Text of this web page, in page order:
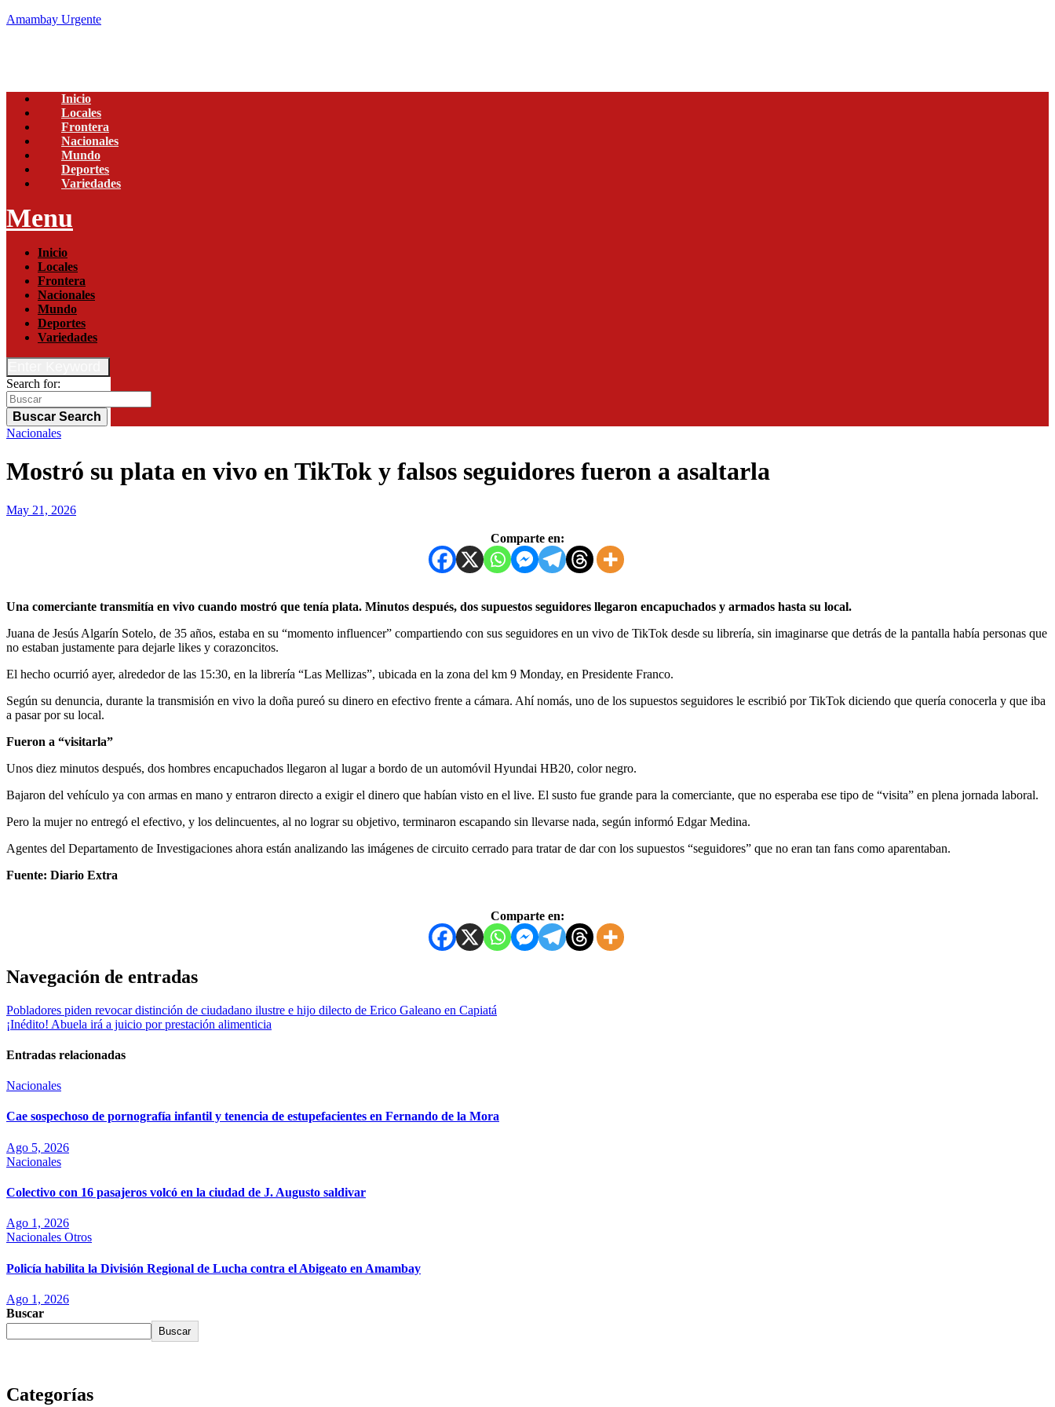
Amambay Urgente
Inicio
Locales
Frontera
Nacionales
Mundo
Deportes
Variedades
Menu
Inicio
Locales
Frontera
Nacionales
Mundo
Deportes
Variedades
Search for:
Buscar Search
Nacionales
Mostró su plata en vivo en TikTok y falsos seguidores fueron a asaltarla
May 21, 2026
Comparte en:
Una comerciante transmitía en vivo cuando mostró que tenía plata. Minutos después, dos supuestos seguidores llegaron encapuchados y armados hasta su local.
Juana de Jesús Algarín Sotelo, de 35 años, estaba en su “momento influencer” compartiendo con sus seguidores en un vivo de TikTok desde su librería, sin imaginarse que detrás de la pantalla había personas que
no estaban justamente para dejarle likes y corazoncitos.
El hecho ocurrió ayer, alrededor de las 15:30, en la librería “Las Mellizas”, ubicada en la zona del km 9 Monday, en Presidente Franco.
Según su denuncia, durante la transmisión en vivo la doña pureó su dinero en efectivo frente a cámara. Ahí nomás, uno de los supuestos seguidores le escribió por TikTok diciendo que quería conocerla y que iba
a pasar por su local.
Fueron a “visitarla”
Unos diez minutos después, dos hombres encapuchados llegaron al lugar a bordo de un automóvil Hyundai HB20, color negro.
Bajaron del vehículo ya con armas en mano y entraron directo a exigir el dinero que habían visto en el live. El susto fue grande para la comerciante, que no esperaba ese tipo de “visita” en plena jornada laboral.
Pero la mujer no entregó el efectivo, y los delincuentes, al no lograr su objetivo, terminaron escapando sin llevarse nada, según informó Edgar Medina.
Agentes del Departamento de Investigaciones ahora están analizando las imágenes de circuito cerrado para tratar de dar con los supuestos “seguidores” que no eran tan fans como aparentaban.
Fuente: Diario Extra
Comparte en:
Navegación de entradas
Pobladores piden revocar distinción de ciudadano ilustre e hijo dilecto de Erico Galeano en Capiatá
¡Inédito! Abuela irá a juicio por prestación alimenticia
Entradas relacionadas
Nacionales
Cae sospechoso de pornografía infantil y tenencia de estupefacientes en Fernando de la Mora
Ago 5, 2026
Nacionales
Colectivo con 16 pasajeros volcó en la ciudad de J. Augusto saldivar
Ago 1, 2026
Nacionales Otros
Policía habilita la División Regional de Lucha contra el Abigeato en Amambay
Ago 1, 2026
Buscar
Buscar
Categorías